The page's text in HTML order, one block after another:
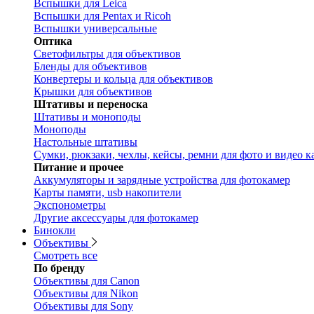
Вспышки для Leica
Вспышки для Pentax и Ricoh
Вспышки универсальные
Оптика
Светофильтры для объективов
Бленды для объективов
Конвертеры и кольца для объективов
Крышки для объективов
Штативы и переноска
Штативы и моноподы
Моноподы
Настольные штативы
Сумки, рюкзаки, чехлы, кейсы, ремни для фото и видео
Питание и прочее
Аккумуляторы и зарядные устройства для фотокамер
Карты памяти, usb накопители
Экспонометры
Другие аксессуары для фотокамер
Бинокли
Объективы
Смотреть все
По бренду
Объективы для Canon
Объективы для Nikon
Объективы для Sony